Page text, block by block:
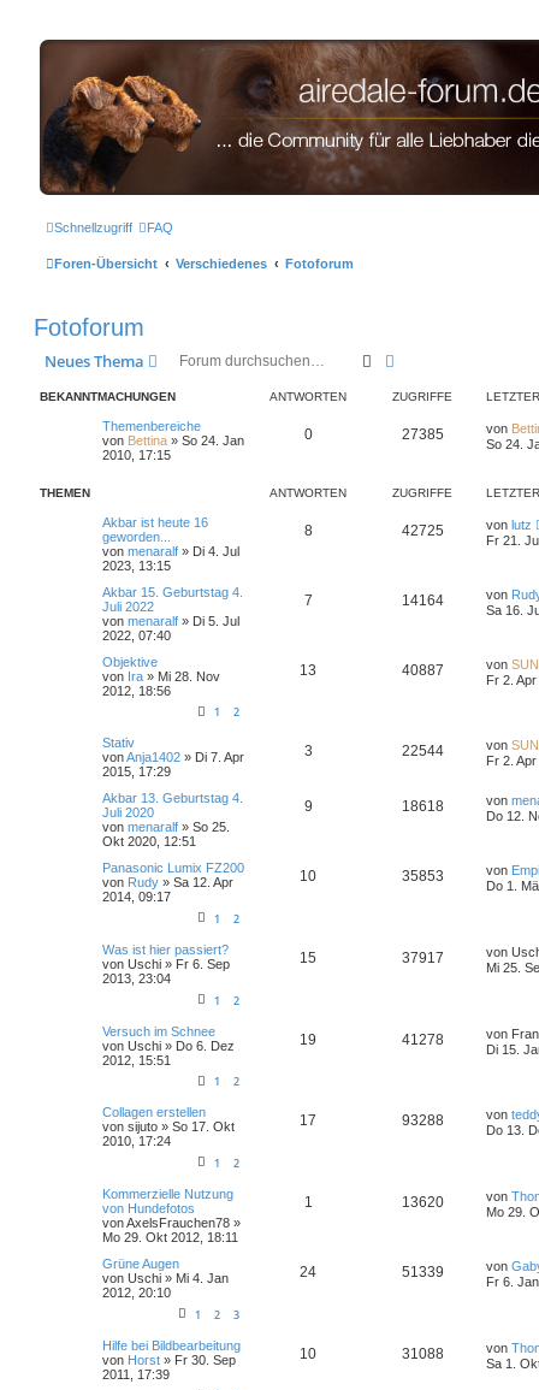
airedale-forum.de
Zum Inhalt
Schnellzugriff FAQ
Foren-Übersicht Verschiedenes Fotoforum
Fotoforum
Neues Thema Suche
BEKANNTMACHUNGEN ANTWORTEN ZUGRIFFE
Themenbereiche
von Bettina » So 24. Jan
2010, 17:15
0 27385 von
So 24.
THEMEN ANTWORTEN ZUGRIFFE
Akbar ist heute 16
geworden...
von menaralf » Di 4. Jul
2023, 13:15
8 42725 von lutz
Fr 21.
Akbar 15. Geburtstag 4.
Juli 2022
von menaralf » Di 5. Jul
2022, 07:40
7 14164 von
Sa 16.
Objektive
von Ira » Mi 28. Nov
2012, 18:56
1 2
13 40887 von
Fr 2.
Stativ
vonAnja1402 » Di 7. Apr
2015, 17:29
3 22544 von
Fr 2.
Akbar 13. Geburtstag 4.
Juli 2020
von menaralf » So 25.
Okt 2020, 12:51
9 18618 von
Do 12.
Panasonic Lumix FZ200
von Rudy » Sa 12. Apr
2014, 09:17
1 2
10 35853 von
Do 1.
Was ist hier passiert?
von Uschi » Fr 6. Sep
2013, 23:04
1 2
15 37917 von
Mi 25.
Versuch im Schnee
von Uschi » Do 6. Dez
2012, 15:51
1 2
19 41278 von
Di 15.
Collagen erstellen
von sijuto » So 17. Okt
2010, 17:24
1 2
17 93288 von
Do 13.
Kommerzielle Nutzung
von Hundefotos
vonAxelsFrauchen78 »
Mo 29. Okt 2012, 18:11
1 13620 von
Mo 29.
Grüne Augen
von Uschi » Mi 4. Jan
2012, 20:10
1 2 3
24 51339 von
Fr 6.
Hilfe bei Bildbearbeitung
von Horst » Fr 30. Sep
2011, 17:39
10 31088 von
Sa 1.